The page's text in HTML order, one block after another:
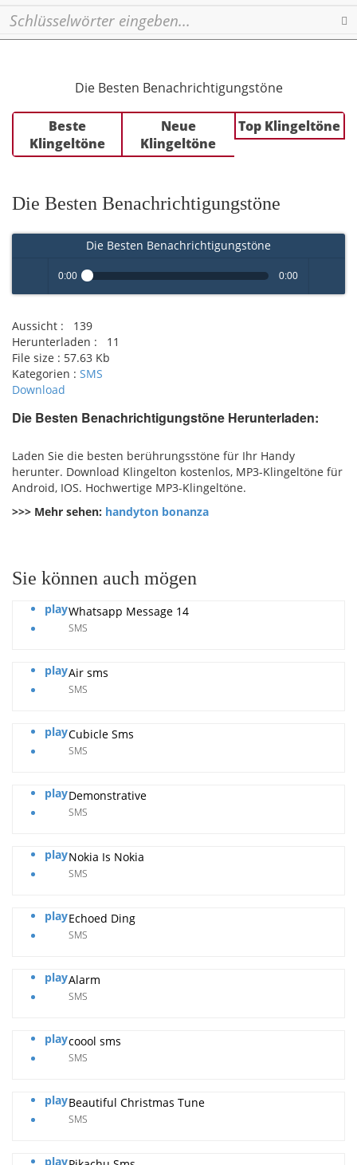
Die Besten Benachrichtigungstöne
Beste
Klingeltöne
Neue
Klingeltöne
Top Klingeltöne
Die Besten Benachrichtigungstöne
Die Besten Benachrichtigungstöne
Play /
pause
0:00 0:00
Aussicht :
139
Herunterladen :
11
File size : 57.63 Kb
Kategorien : SMS
Download
Die Besten Benachrichtigungstöne Herunterladen:
Laden Sie die besten berührungsstöne für Ihr Handy
herunter. Download Klingelton kostenlos, MP3-Klingeltöne für
Android, IOS. Hochwertige MP3-Klingeltöne.
>>> Mehr sehen: handyton bonanza
Sie können auch mögen
playWhatsapp Message 14
SMS
playAir sms
SMS
playCubicle Sms
SMS
playDemonstrative
SMS
playNokia Is Nokia
SMS
playEchoed Ding
SMS
playAlarm
SMS
playcoool sms
SMS
playBeautiful Christmas Tune
SMS
play